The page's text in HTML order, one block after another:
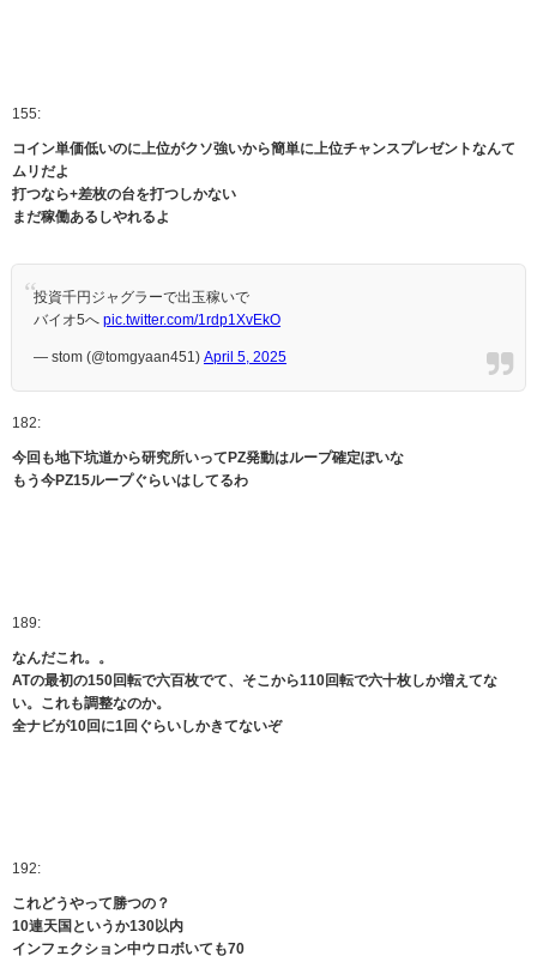
155:
コイン単価低いのに上位がクソ強いから簡単に上位チャンスプレゼントなんて
ムリだよ
打つなら+差枚の台を打つしかない
まだ稼働あるしやれるよ
投資千円ジャグラーで出玉稼いで
バイオ5へ pic.twitter.com/1rdp1XvEkO
— stom (@tomgyaan451) April 5, 2025
182:
今回も地下坑道から研究所いってPZ発動はループ確定ぽいな
もう今PZ15ループぐらいはしてるわ
189:
なんだこれ。。
ATの最初の150回転で六百枚でて、そこから110回転で六十枚しか増えてな
い。これも調整なのか。
全ナビが10回に1回ぐらいしかきてないぞ
192:
これどうやって勝つの？
10連天国というか130以内
インフェクション中ウロボいても70